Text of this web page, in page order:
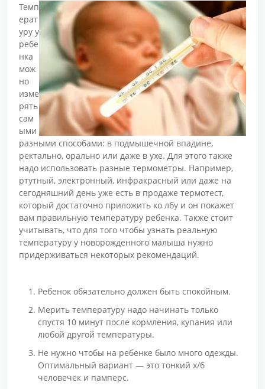
Темп
ерат
уру у
ребе
нка
мож
но
изме
рять
сам
ыми
разными способами: в подмышечной впадине,
ректально, орально или даже в ухе. Для этого также
надо использовать разные термометры. Например,
ртутный, электронный, инфракрасный или даже на
сегодняшний день уже есть в продаже термотест,
который достаточно приложить ко лбу и он покажет
вам правильную температуру ребенка. Также стоит
учитывать, что для того чтобы узнать реальную
температуру у новорожденного малыша нужно
придерживаться некоторых рекомендаций.
Ребенок обязательно должен быть спокойным.
Мерить температуру надо начинать только
спустя 10 минут после кормления, купания или
любой другой температуры.
Не нужно чтобы на ребенке было много одежды.
Оптимальный вариант — это тонкий х/б
человечек и памперс.